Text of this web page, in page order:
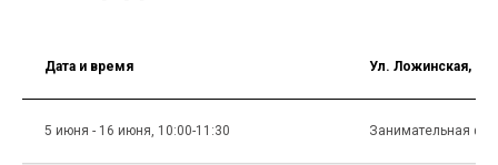
Дата и время Ул. Ложинская, 16
5 июня - 16 июня, 10:00-11:30 Занимательная